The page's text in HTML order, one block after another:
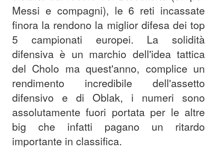
Messi e compagni), le 6 reti incassate
finora la rendono la miglior difesa dei top
5 campionati europei. La solidità
difensiva è un marchio dell'idea tattica
del Cholo ma quest'anno, complice un
rendimento incredibile dell'assetto
difensivo e di Oblak, i numeri sono
assolutamente fuori portata per le altre
big che infatti pagano un ritardo
importante in classifica.